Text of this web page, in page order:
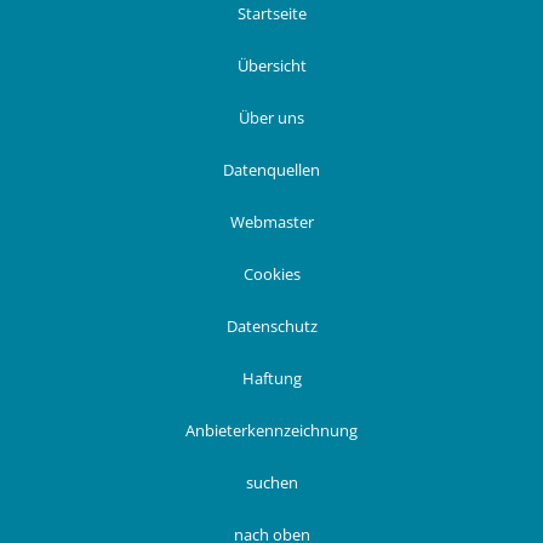
Startseite
Übersicht
Über uns
Datenquellen
Webmaster
Cookies
Datenschutz
Haftung
Anbieterkennzeichnung
suchen
nach oben